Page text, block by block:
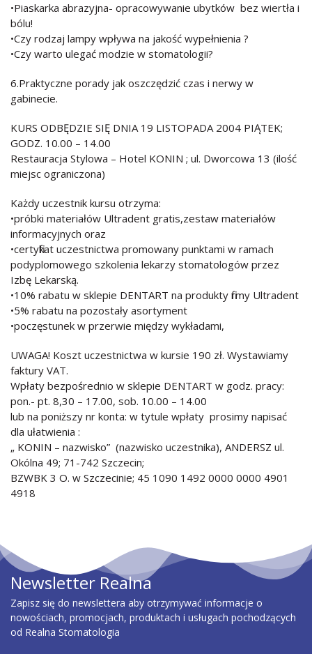
•Piaskarka abrazyjna- opracowywanie ubytków bez wiertła i
bólu!
•Czy rodzaj lampy wpływa na jakość wypełnienia ?
•Czy warto ulegać modzie w stomatologii?
6.Praktyczne porady jak oszczędzić czas i nerwy w
gabinecie.
KURS ODBĘDZIE SIĘ DNIA 19 LISTOPADA 2004 PIĄTEK;
GODZ. 10.00 – 14.00
Restauracja Stylowa – Hotel KONIN ; ul. Dworcowa 13 (ilość
miejsc ograniczona)
Każdy uczestnik kursu otrzyma:
•próbki materiałów Ultradent gratis,zestaw materiałów
informacyjnych oraz
•certyfikat uczestnictwa promowany punktami w ramach
podyplomowego szkolenia lekarzy stomatologów przez
Izbę Lekarską.
•10% rabatu w sklepie DENTART na produkty firmy Ultradent
•5% rabatu na pozostały asortyment
•poczęstunek w przerwie między wykładami,
UWAGA! Koszt uczestnictwa w kursie 190 zł. Wystawiamy
faktury VAT.
Wpłaty bezpośrednio w sklepie DENTART w godz. pracy:
pon.- pt. 8,30 – 17.00, sob. 10.00 – 14.00
lub na poniższy nr konta: w tytule wpłaty prosimy napisać
dla ułatwienia :
„ KONIN – nazwisko” (nazwisko uczestnika), ANDERSZ ul.
Okólna 49; 71-742 Szczecin;
BZWBK 3 O. w Szczecinie; 45 1090 1492 0000 0000 4901
4918
Newsletter Realna
Zapisz się do newslettera aby otrzymywać informacje o
nowościach, promocjach, produktach i usługach pochodzących
od Realna Stomatologia